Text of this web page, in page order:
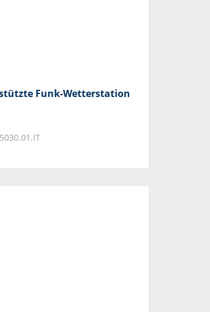
Funk-Wetterstation